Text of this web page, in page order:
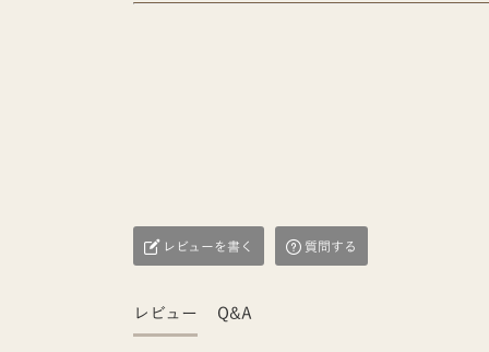
レビューを書く 質問する
レビュー Q&A